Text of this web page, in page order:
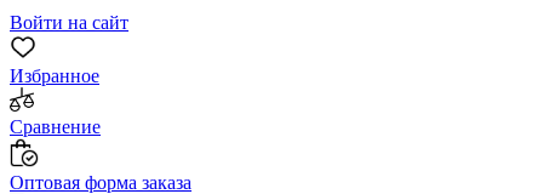
Войти на сайт
Избранное
Сравнение
Оптовая форма заказа